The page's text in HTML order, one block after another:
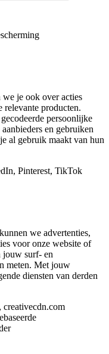
je ook over acties
relevante producten.
persoonlijke
en gebruiken
al gebruik maakt van hun
Pinterest, TikTok
we advertenties,
voor onze website of
jouw surf- en
meten. Met jouw
diensten van derden